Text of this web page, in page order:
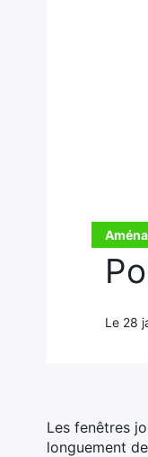
Le 28
Les fenêtres
longuement